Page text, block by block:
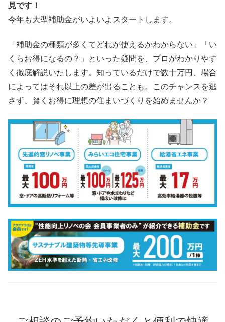
見です！
今年も大型補助金がいよいよスタートします。
「補助金の種類が多くてどれが使えるかわからない」「い
くらお得になるの？」といった疑問を、プロがわかりやす
く徹底解説いたします。知っているだけで数十万円、場合
によってはそれ以上の差が出ることも。このチャンスを逃
さず、賢くお得に理想の住まいづくりを始めませんか？